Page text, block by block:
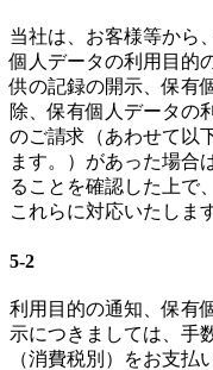
当社は、お客様等から
個人データの利用目的
供の記録の開示、保有
除、保有個人データの
のご請求（あわせて以
ます。）があった場合
ることを確認した上で
これらに対応いたしま
5-2
利用目的の通知、保有
示につきましては、手
（消費税別）をお支払